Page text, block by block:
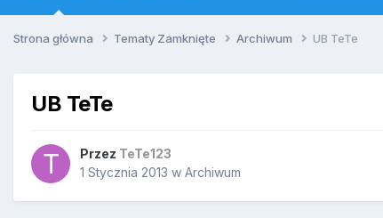
Strona główna Tematy Zamknięte Archiwum UB TeTe
UB TeTe
Przez TeTe123
1 Stycznia 2013 w Archiwum